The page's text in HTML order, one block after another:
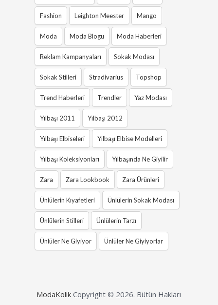
Fashion Leighton Meester Mango
Moda Moda Blogu Moda Haberleri
Reklam Kampanyaları Sokak Modası
Sokak Stilleri Stradivarius Topshop
Trend Haberleri Trendler Yaz Modası
Yılbaşı 2011 Yılbaşı 2012
Yılbaşı Elbiseleri Yılbaşı Elbise Modelleri
Yılbaşı Koleksiyonları Yılbaşında Ne Giyilir
Zara Zara Lookbook Zara Ürünleri
Ünlülerin Kıyafetleri Ünlülerin Sokak Modası
Ünlülerin Stilleri Ünlülerin Tarzı
Ünlüler Ne Giyiyor Ünlüler Ne Giyiyorlar
ModaKolik Copyright © 2026. Bütün Hakları